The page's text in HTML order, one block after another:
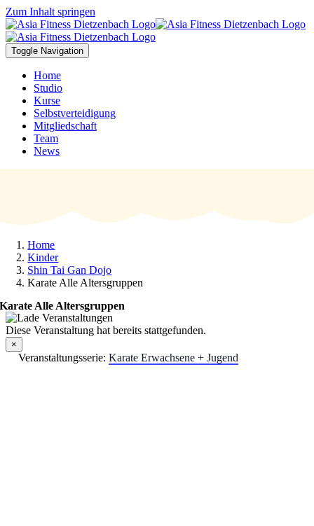
Zum Inhalt springen
Toggle Navigation
Home
Studio
Kurse
Selbstverteidigung
Mitgliedschaft
Team
News
Home
Kinder
Shin Tai Gan Dojo
Karate Alle Altersgruppen
Karate Alle Altersgruppen
Diese Veranstaltung hat bereits stattgefunden.
×
Veranstaltungsserie: Karate Erwachsene + Jugend